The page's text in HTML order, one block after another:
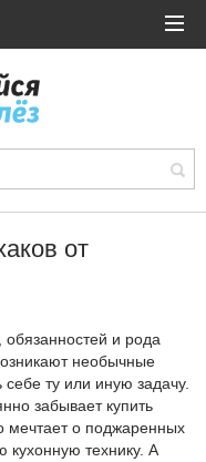
от
обязанностей и рода
необычные
себе ту или иную задачу.
забывает купить
мечтает о поджаренных
кухонную технику. А